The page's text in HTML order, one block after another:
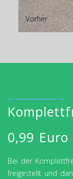
Vorher
0,99
Bei der
freigestellt und